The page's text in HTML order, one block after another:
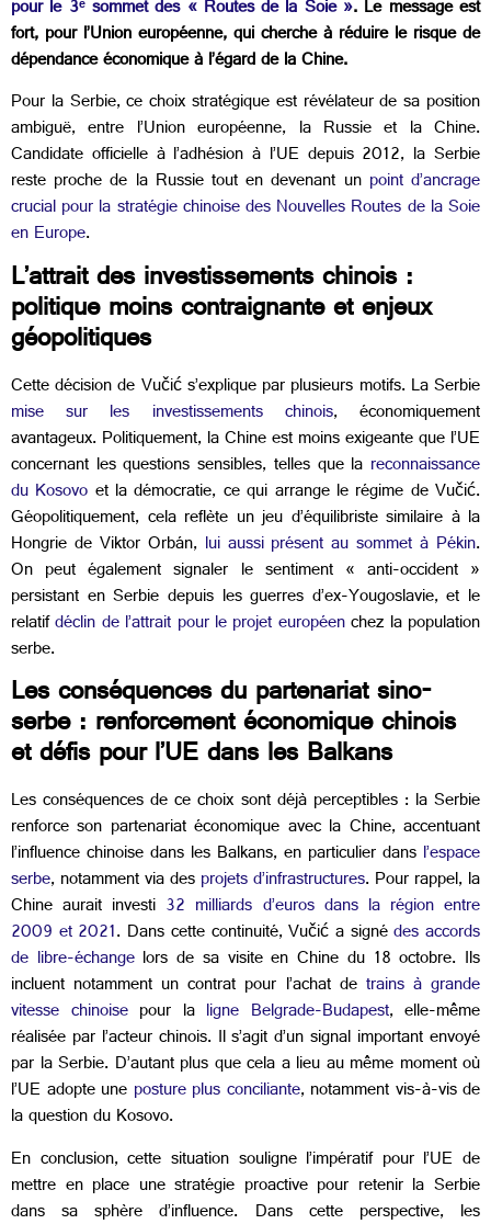
pour le 3ᵉ sommet des « Routes de la Soie ». Le message est
fort, pour l’Union européenne, qui cherche à réduire le risque de
dépendance économique à l’égard de la Chine.
Pour la Serbie, ce choix stratégique est révélateur de sa position
ambiguë, entre l’Union européenne, la Russie et la Chine.
Candidate officielle à l’adhésion à l’UE depuis 2012, la Serbie
reste proche de la Russie tout en devenant un point d’ancrage
crucial pour la stratégie chinoise des Nouvelles Routes de la Soie
en Europe.
L’attrait des investissements chinois :
politique moins contraignante et enjeux
géopolitiques
Cette décision de Vučić s’explique par plusieurs motifs. La Serbie
mise sur les investissements chinois, économiquement
avantageux. Politiquement, la Chine est moins exigeante que l’UE
concernant les questions sensibles, telles que la reconnaissance
du Kosovo et la démocratie, ce qui arrange le régime de Vučić.
Géopolitiquement, cela reflète un jeu d’équilibriste similaire à la
Hongrie de Viktor Orbán, lui aussi présent au sommet à Pékin.
On peut également signaler le sentiment « anti-occident »
persistant en Serbie depuis les guerres d’ex-Yougoslavie, et le
relatifdéclin de l’attrait pour le projet européenchez la population
serbe.
Les conséquences du partenariat sino-
serbe : renforcement économique chinois
et défis pour l’UE dans les Balkans
Les conséquences de ce choix sont déjà perceptibles : la Serbie
renforce son partenariat économique avec la Chine, accentuant
l’influence chinoise dans les Balkans, en particulier dans l’espace
serbe, notamment via desprojets d’infrastructures. Pour rappel, la
Chine aurait investi 32 milliards d’euros dans la région entre
2009 et 2021. Dans cette continuité, Vučić a signédes accords
de libre-échangelors de sa visite en Chine du 18 octobre. Ils
incluent notamment un contrat pour l’achat de trains à grande
vitesse chinoisepour la ligne Belgrade-Budapest, elle-même
réalisée par l’acteur chinois. Il s’agit d’un signal important envoyé
par la Serbie. D’autant plus que cela a lieu au même moment où
l’UE adopte une posture plus conciliante, notamment vis-à-vis de
la question du Kosovo.
En conclusion, cette situation souligne l’impératif pour l’UE de
mettre en place une stratégie proactive pour retenir la Serbie
dans sa sphère d’influence. Dans cette perspective, les